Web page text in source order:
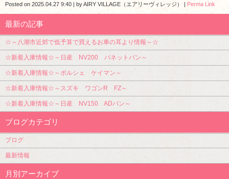
Posted on 2025.04.27 9:40 | byAIRY VILLAGE（エアリーヴィレッジ） | Perma Link
最新の記事
☆～八潮市近郊で低予算で買えるお車の耳より情報～☆
☆新着入庫情報☆～日産 NV200 バネットバン～
☆新着入庫情報☆～ポルシェ ケイマン～
☆新着入庫情報☆～スズキ ワゴンR FZ～
☆新着入庫情報☆～日産 NV150 ADバン～
ブログカテゴリ
ブログ
最新情報
月別アーカイブ